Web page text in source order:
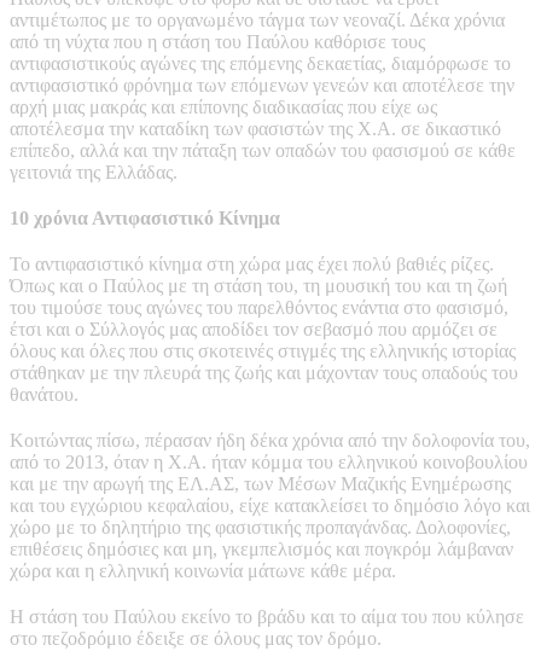
αντιμέτωπος με το οργανωμένο τάγμα των νεοναζί. Δέκα χρόνια
από τη νύχτα που η στάση του Παύλου καθόρισε τους
αντιφασιστικούς αγώνες της επόμενης δεκαετίας, διαμόρφωσε το
αντιφασιστικό φρόνημα των επόμενων γενεών και αποτέλεσε την
αρχή μιας μακράς και επίπονης διαδικασίας που είχε ως
αποτέλεσμα την καταδίκη των φασιστών της Χ.Α. σε δικαστικό
επίπεδο, αλλά και την πάταξη των οπαδών του φασισμού σε κάθε
γειτονιά της Ελλάδας.
10 χρόνια Αντιφασιστικό Κίνημα
Το αντιφασιστικό κίνημα στη χώρα μας έχει πολύ βαθιές ρίζες.
Όπως και ο Παύλος με τη στάση του, τη μουσική του και τη ζωή
του τιμούσε τους αγώνες του παρελθόντος ενάντια στο φασισμό,
έτσι και ο Σύλλογός μας αποδίδει τον σεβασμό που αρμόζει σε
όλους και όλες που στις σκοτεινές στιγμές της ελληνικής ιστορίας
στάθηκαν με την πλευρά της ζωής και μάχονταν τους οπαδούς του
θανάτου.
Κοιτώντας πίσω, πέρασαν ήδη δέκα χρόνια από την δολοφονία του,
από το 2013, όταν η Χ.Α. ήταν κόμμα του ελληνικού κοινοβουλίου
και με την αρωγή της ΕΛ.ΑΣ, των Μέσων Μαζικής Ενημέρωσης
και του εγχώριου κεφαλαίου, είχε κατακλείσει το δημόσιο λόγο και
χώρο με το δηλητήριο της φασιστικής προπαγάνδας. Δολοφονίες,
επιθέσεις δημόσιες και μη, γκεμπελισμός και πογκρόμ λάμβαναν
χώρα και η ελληνική κοινωνία μάτωνε κάθε μέρα.
Η στάση του Παύλου εκείνο το βράδυ και το αίμα του που κύλησε
στο πεζοδρόμιο έδειξε σε όλους μας τον δρόμο.